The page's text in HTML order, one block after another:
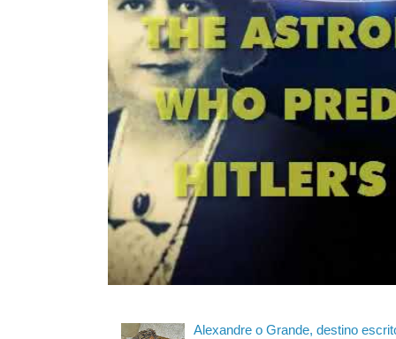
Alexandre o Grande, destino